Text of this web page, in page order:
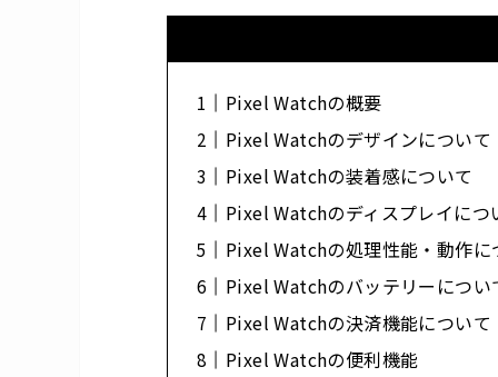
Pixel Watchの概要
Pixel Watchのデザインについて
Pixel Watchの装着感について
Pixel Watchのディスプレイにつ
Pixel Watchの処理性能・動作に
Pixel Watchのバッテリーについ
Pixel Watchの決済機能について
Pixel Watchの便利機能